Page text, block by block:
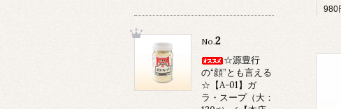
980
No.2
☆源豊行
の“顔”とも言える
☆【A-01】ガ
ラ・スープ（大：